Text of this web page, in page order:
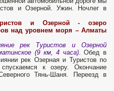
и Озерной. Ужин. Ночлег в
и Озерной - озеро
над уровнем моря – Алматы
рек Туристов и Озерной
(9 км, 4 часа). Обед в
рек Озерная и Туристов по
к озеру. Окончание
Тянь-Шаня. Переезд в